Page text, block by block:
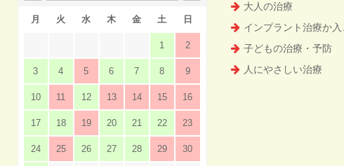
月 火 水 木 金 土 日
1 2
3 4 5 6 7 8 9
10 11 12 13 14 15 16
17 18 19 20 21 22 23
24 25 26 27 28 29 30
大人の治療
インプラント治療か入れ歯（義歯）どっちを選ぶ！？
子どもの治療・予防
人にやさしい治療